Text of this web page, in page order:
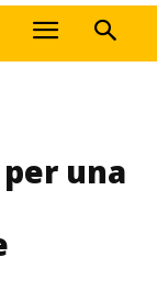
una